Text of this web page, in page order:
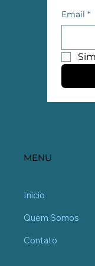
Email *
MENU
Inicio
Quem Somos
Contato